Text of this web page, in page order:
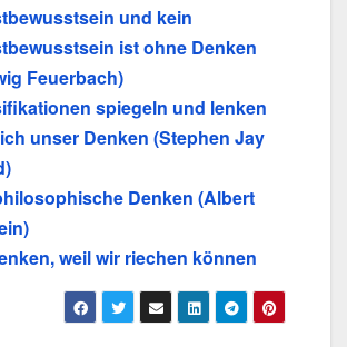
und kein
ist ohne Denken
Feuerbach)
spiegeln und lenken
unser Denken (Stephen Jay
Denken (Albert
weil wir riechen können